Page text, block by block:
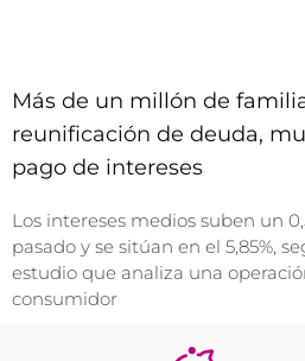
Más de un millón de
reunificación de deuda,
pago de intereses
Los intereses medios suben un
pasado y se sitúan en el 5,85%,
estudio que analiza una
consumidor